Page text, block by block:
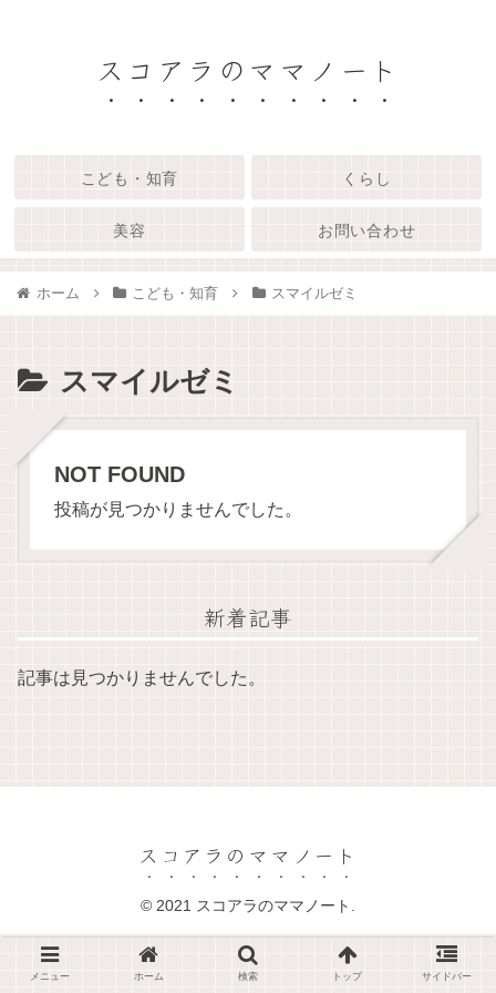
スコアラのママノート
こども・知育 くらし
美容 お問い合わせ
ホーム こども・知育 スマイルゼミ
スマイルゼミ
NOT FOUND
投稿が見つかりませんでした。
新着記事
記事は見つかりませんでした。
スコアラのママノート
© 2021 スコアラのママノート.
メニュー ホーム 検索 トップ サイドバー